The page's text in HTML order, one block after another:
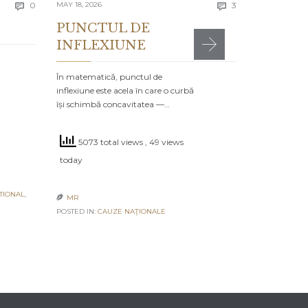
 0 Comments
,
MAY 18, 2026  3
PUNCTUL DE
INFLEXIUNE
În matematică, punctul de
inflexiune este acela în care o curbă
își schimbă concavitatea —…
5073 total views , 49 views
today
 MR
POSTED IN: CAUZE NAŢIONALE